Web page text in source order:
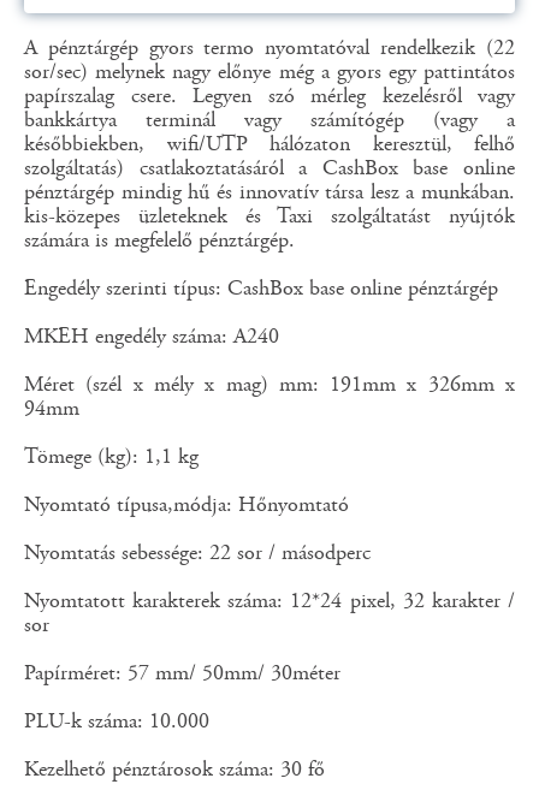
A pénztárgép gyors termo nyomtatóval rendelkezik (22
sor/sec) melynek nagy előnye még a gyors egy pattintátos
papírszalag csere. Legyen szó mérleg kezelésről vagy
bankkártya terminál vagy számítógép (vagy a
későbbiekben, wifi/UTP hálózaton keresztül, felhő
szolgáltatás) csatlakoztatásáról a CashBox base online
pénztárgép mindig hű és innovatív társa lesz a munkában.
kis-közepes üzleteknek és Taxi szolgáltatást nyújtók
számára is megfelelő pénztárgép.
Engedély szerinti típus: CashBox base online pénztárgép
MKEH engedély száma: A240
Méret (szél x mély x mag) mm: 191mm x 326mm x
94mm
Tömege (kg): 1,1 kg
Nyomtató típusa,módja: Hőnyomtató
Nyomtatás sebessége: 22 sor / másodperc
Nyomtatott karakterek száma: 12*24 pixel, 32 karakter /
sor
Papírméret: 57 mm/ 50mm/ 30méter
PLU-k száma: 10.000
Kezelhető pénztárosok száma: 30 fő